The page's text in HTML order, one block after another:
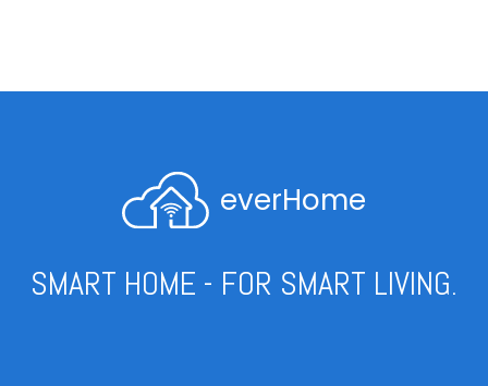
everHome
SMART HOME - FOR SMART LIVING.